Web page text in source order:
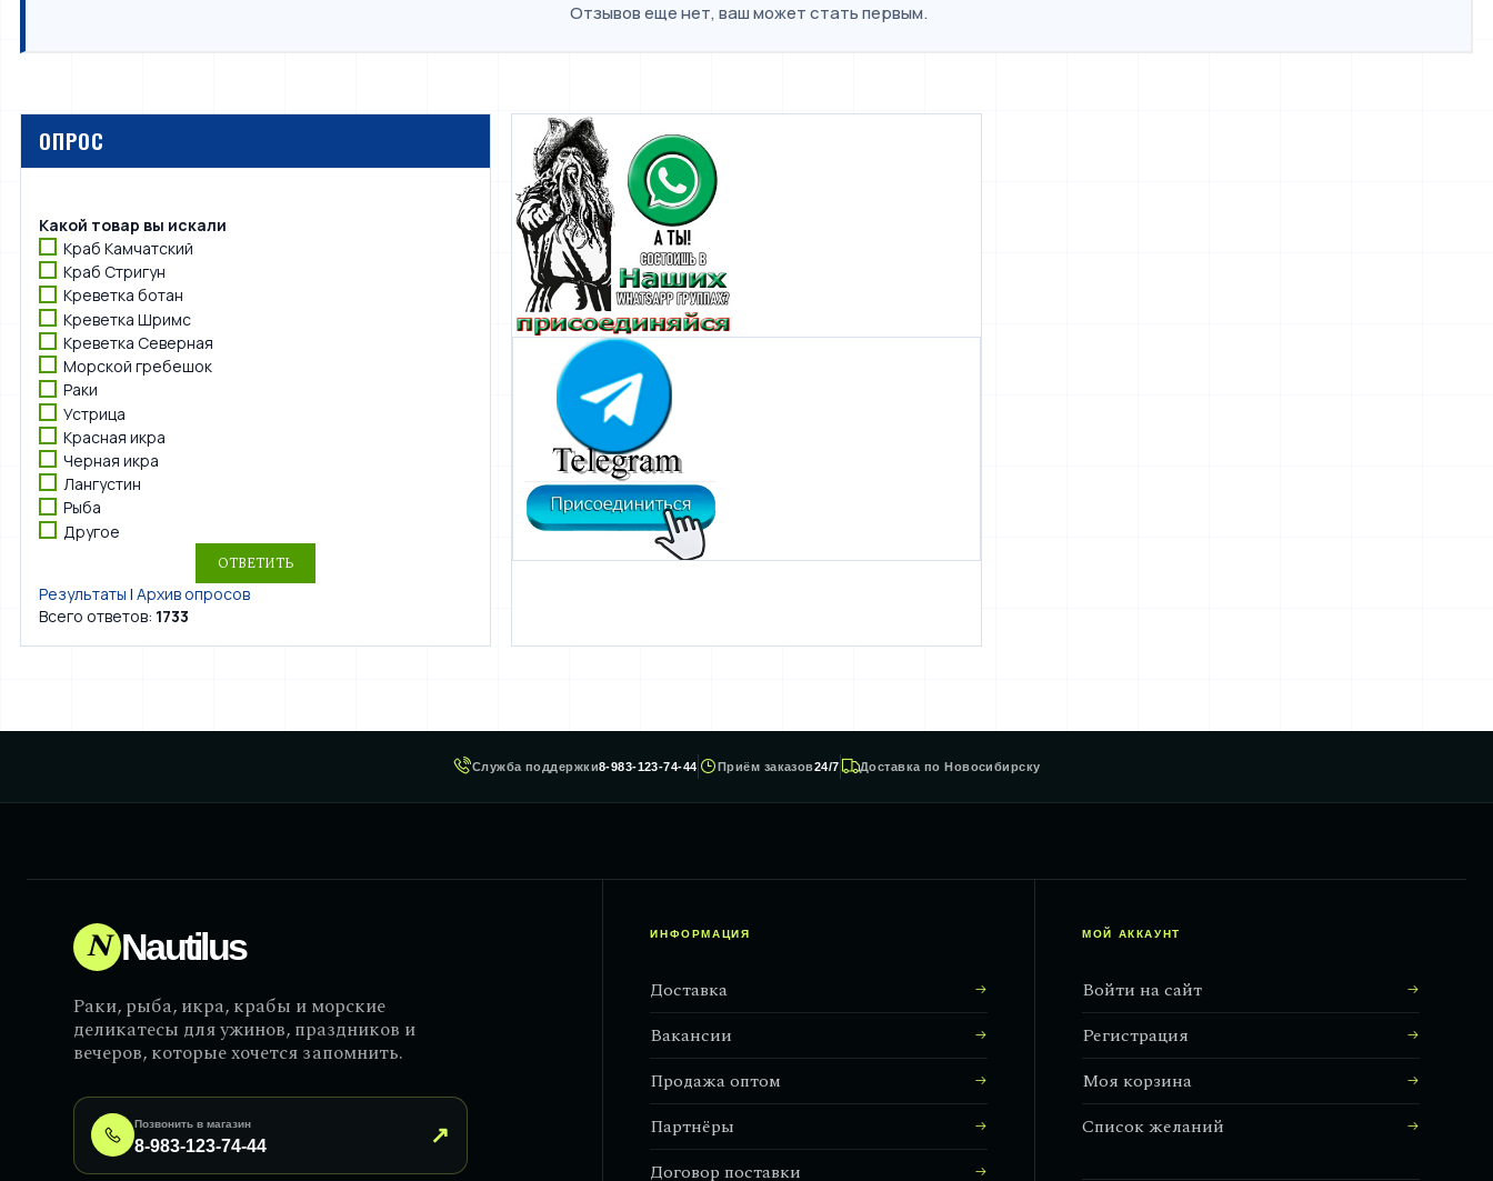
Отзывов еще нет, ваш может стать первым.
ОПРОС
Какой товар вы искали
Краб Камчатский
Краб Стригун
Креветка ботан
Креветка Шримс
Креветка Северная
Морской гребешок
Раки
Устрица
Красная икра
Черная икра
Лангустин
Рыба
Другое
Результаты | Архив опросов
Всего ответов: 1733
Служба поддержки8-983-123-74-44 Приём заказов24/7 Доставка по Новосибирску
N Nautilus
Раки, рыба, икра, крабы и морские
деликатесы для ужинов, праздников и
вечеров, которые хочется запомнить.
Позвонить в магазин
8-983-123-74-44 ↗
ИНФОРМАЦИЯ
Доставка
Вакансии
Продажа оптом
Партнёры
Договор поставки
МОЙ АККАУНТ
Войти на сайт
Регистрация
Моя корзина
Список желаний